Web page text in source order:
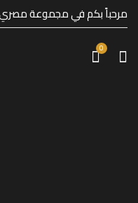
مرحباً بكم في مجموعة
0
it, then start writing!